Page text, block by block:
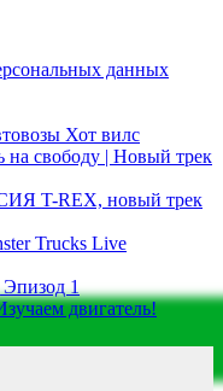
данных
Хот вилс
на свободу | Новый трек
T-REX, новый трек
Trucks Live
Эпизод 1
двигатель!